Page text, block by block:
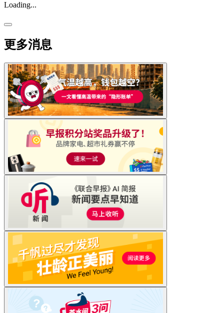
Loading...
更多消息